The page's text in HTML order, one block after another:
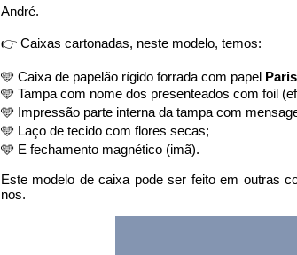
André.
👉 Caixas cartonadas, neste modelo, temos:
🩵 Caixa de papelão rígido forrada com papel Paris
🩵 Tampa com nome dos presenteados com foil
🩵 Impressão parte interna da tampa com
🩵 Laço de tecido com flores secas;
🩵 E fechamento magnético (imã).
Este modelo de caixa pode ser feito em outras
nos.